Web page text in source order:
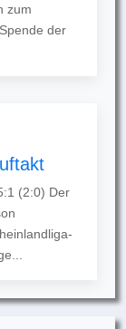
zum
der
(2:0) Der